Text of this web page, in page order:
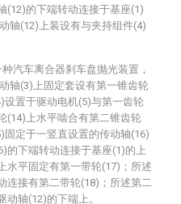
(12)的下端转动连接于基座(1)
轴(12)上装设有与夹持组件(4)
汽车离合器刹车盘抛光装置，
轴(3)上固定套设有第一锥齿轮
设置于驱动电机(5)与第一齿轮
(14)上水平啮合有第二锥齿轮
固定于一竖直设置的传动轴(16)
的下端转动连接于基座(1)的上
水平固定有第一带轮(17)；所述
连接有第二带轮(18)；所述第二
轴(12)的下端上。